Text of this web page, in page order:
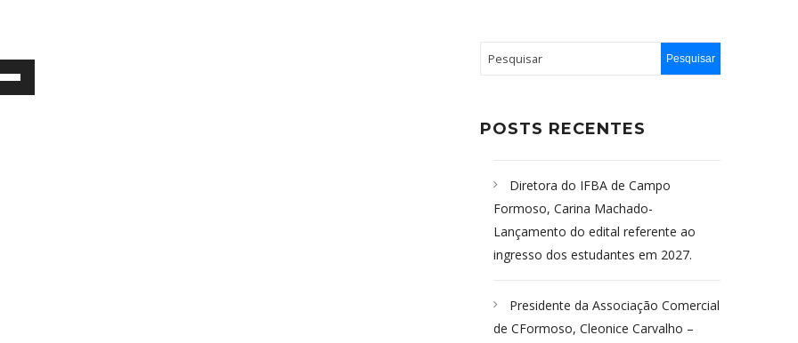
POSTS RECENTES
Diretora do IFBA de Campo
Formoso, Carina Machado-
Lançamento do edital referente ao
ingresso dos estudantes em 2027.
Presidente da Associação Comercial
de CFormoso, Cleonice Carvalho –